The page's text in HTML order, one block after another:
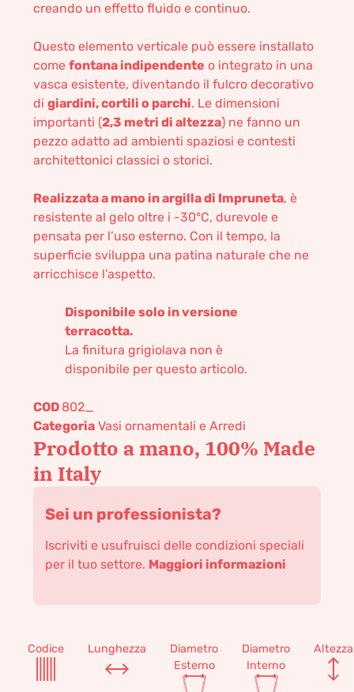
creando un effetto fluido e continuo.
Questo elemento verticale può essere installato
come fontana indipendente o integrato in una
vasca esistente, diventando il fulcro decorativo
di giardini, cortili o parchi. Le dimensioni
importanti (2,3 metri di altezza) ne fanno un
pezzo adatto ad ambienti spaziosi e contesti
architettonici classici o storici.
Realizzata a mano in argilla di Impruneta, è
resistente al gelo oltre i -30°C, durevole e
pensata per l’uso esterno. Con il tempo, la
superficie sviluppa una patina naturale che ne
arricchisce l’aspetto.
Disponibile solo in versione
terracotta.
La finitura grigiolava non è
disponibile per questo articolo.
COD 802_
Categoria Vasi ornamentali e Arredi
Prodotto a mano, 100% Made
in Italy
Sei un professionista?
Iscriviti e usufruisci delle condizioni speciali
per il tuo settore. Maggiori informazioni
Codice Lunghezza
Diametro
Esterno
Diametro
Interno
Altezza